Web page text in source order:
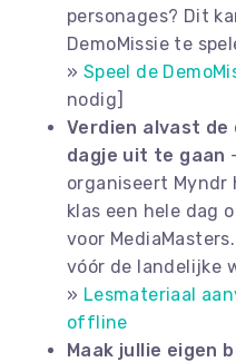
personages? Dit
DemoMissie te
» Speel de
nodig]
Verdien alvast
dagje uit te gaan
organiseert Myndr
klas een hele dag
voor
vóór de landelijke
» Lesmateriaal
offline
Maak jullie eigen